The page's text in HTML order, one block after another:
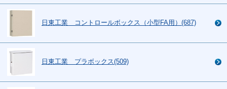
日東工業 コントロールボックス（小型FA用）(687)
日東工業 プラボックス(509)